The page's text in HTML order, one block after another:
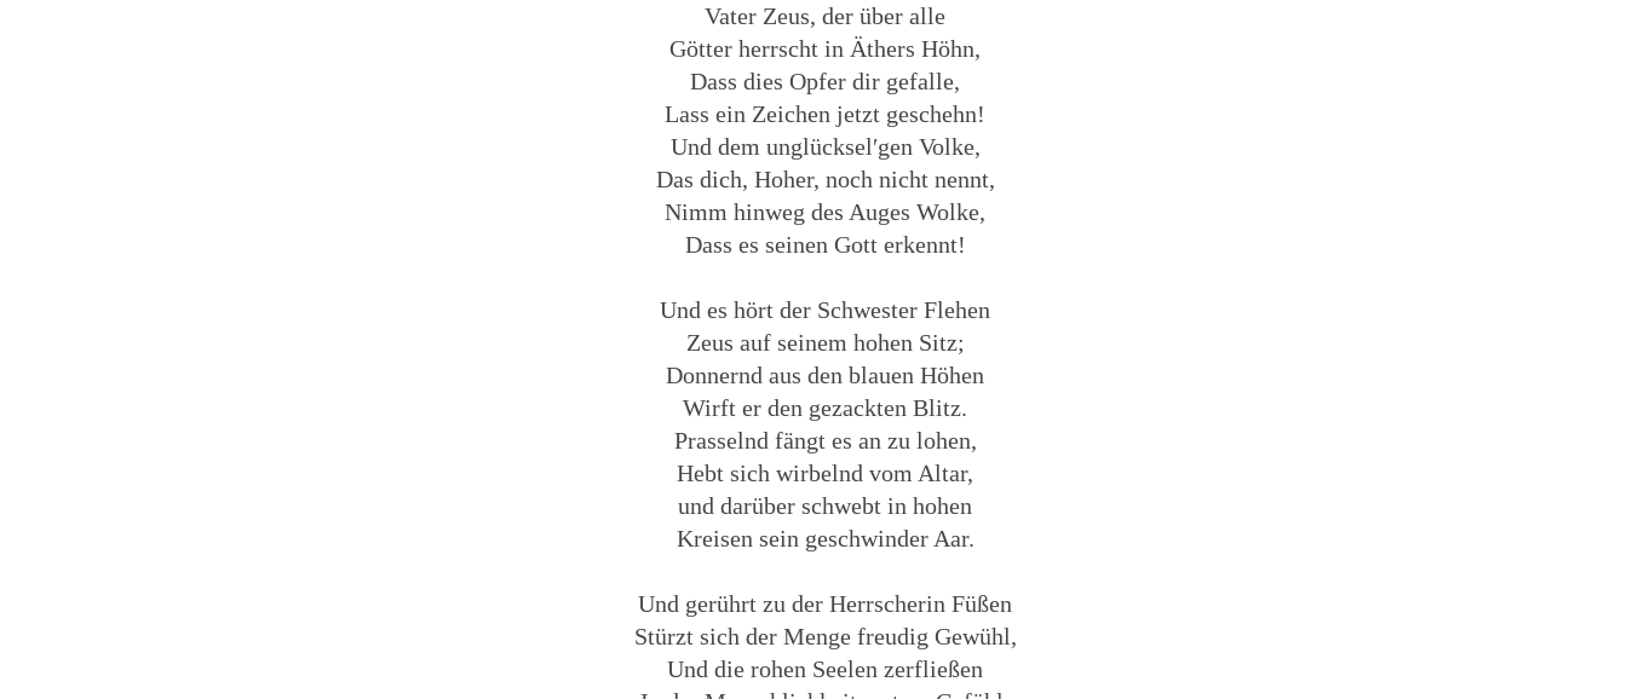
Vater Zeus, der über alle
Götter herrscht in Äthers Höhn,
Dass dies Opfer dir gefalle,
Lass ein Zeichen jetzt geschehn!
Und dem unglücksel′gen Volke,
Das dich, Hoher, noch nicht nennt,
Nimm hinweg des Auges Wolke,
Dass es seinen Gott erkennt!
Und es hört der Schwester Flehen
Zeus auf seinem hohen Sitz;
Donnernd aus den blauen Höhen
Wirft er den gezackten Blitz.
Prasselnd fängt es an zu lohen,
Hebt sich wirbelnd vom Altar,
und darüber schwebt in hohen
Kreisen sein geschwinder Aar.
Und gerührt zu der Herrscherin Füßen
Stürzt sich der Menge freudig Gewühl,
Und die rohen Seelen zerfließen